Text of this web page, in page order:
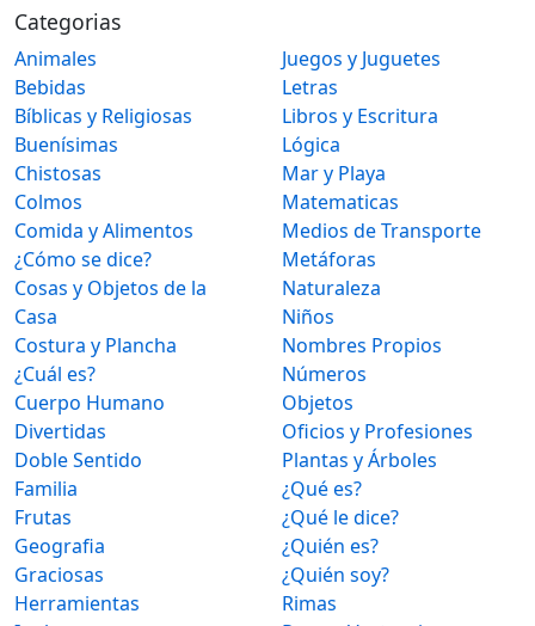
Categorias
Animales
Bebidas
Bíblicas y Religiosas
Buenísimas
Chistosas
Colmos
Comida y Alimentos
¿Cómo se dice?
Cosas y Objetos de la
Casa
Costura y Plancha
¿Cuál es?
Cuerpo Humano
Divertidas
Doble Sentido
Familia
Frutas
Geografia
Graciosas
Herramientas
Juegos y Juguetes
Letras
Libros y Escritura
Lógica
Mar y Playa
Matematicas
Medios de Transporte
Metáforas
Naturaleza
Niños
Nombres Propios
Números
Objetos
Oficios y Profesiones
Plantas y Árboles
¿Qué es?
¿Qué le dice?
¿Quién es?
¿Quién soy?
Rimas